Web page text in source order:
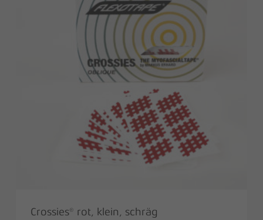
Crossies® rot, klein, schräg